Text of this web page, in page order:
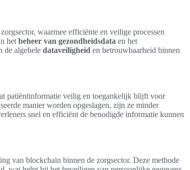
waarmee efficiënte en veilige processen
het beheer van gezondheidsdata en het
de algehele dataveiligheid en betrouwbaarheid binnen
patiëntinformatie veilig en toegankelijk blijft voor
manier worden opgeslagen, zijn ze minder
snel en efficiënt de benodigde informatie kunnen
van blockchain binnen de zorgsector. Deze methode